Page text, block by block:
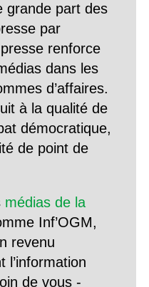
grande part des
par
renforce
dans les
d’affaires.
à la qualité de
démocratique,
de point de
médias de la
Inf’OGM,
revenu
l’information
de vous -